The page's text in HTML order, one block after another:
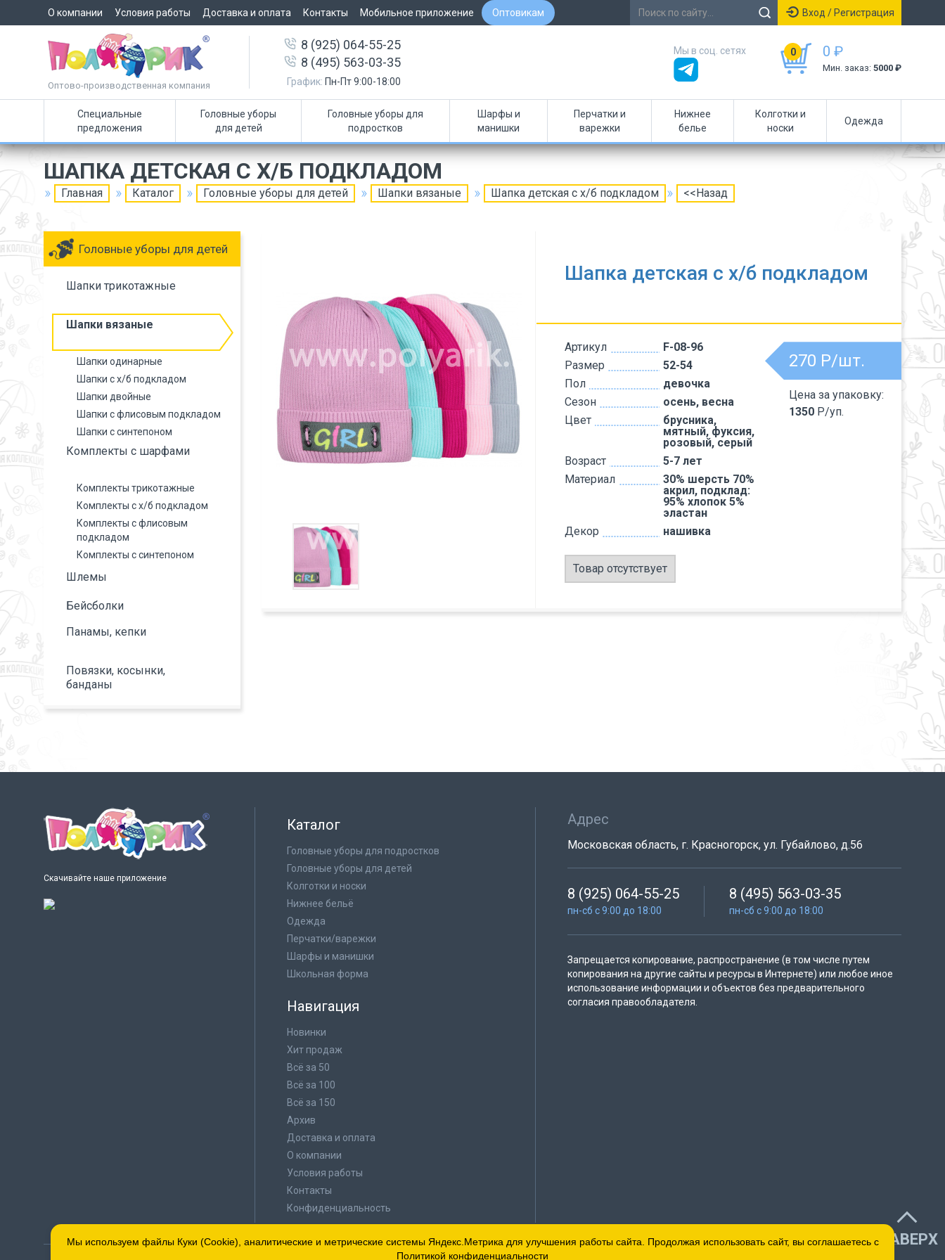
О компании Условия работы Доставка и оплата Контакты Мобильное приложение Оптовикам Вход / Регистрация
Оптово-производственная компания
8 (925) 064-55-25
8 (495) 563-03-35
График: Пн-Пт 9:00-18:00
0 0 ₽
Мин. заказ: 5000 ₽
Мы в соц. сетях
Специальные
предложения
Головные уборы
для детей
Головные уборы для
подростков
Шарфы и
манишки
Перчатки и
варежки
Нижнее
белье
Колготки и
носки
Одежда
ШАПКА ДЕТСКАЯ С Х/Б ПОДКЛАДОМ
Главная Каталог Головные уборы для детей Шапки вязаные Шапка детская с х/б подкладом <<Назад
Головные уборы для детей
Шапки трикотажные
Шапки вязаные
Шапки одинарные
Шапки с х/б подкладом
Шапки двойные
Шапки с флисовым подкладом
Шапки с синтепоном
Комплекты с шарфами
Комплекты трикотажные
Комплекты с х/б подкладом
Комплекты с флисовым
подкладом
Комплекты с синтепоном
Шлемы
Бейсболки
Панамы, кепки
Повязки, косынки,
банданы
Шапка детская с х/б подкладом
Артикул
F-08-96
Размер
52-54
Пол
девочка
Сезон
осень, весна
Цвет
брусника,
мятный, фуксия,
розовый, серый
Возраст
5-7 лет
Материал
30% шерсть 70%
акрил, подклад:
95% хлопок 5%
эластан
Декор
нашивка
270 Р/шт.
Цена за упаковку:
1350 Р/уп.
Товар отсутствует
Скачивайте наше приложение
Каталог
Головные уборы для подростков
Головные уборы для детей
Колготки и носки
Нижнее бельё
Одежда
Перчатки/варежки
Шарфы и манишки
Школьная форма
Навигация
Новинки
Хит продаж
Всё за 50
Всё за 100
Всё за 150
Архив
Доставка и оплата
О компании
Условия работы
Контакты
Конфиденциальность
Адрес
Московская область, г. Красногорск, ул. Губайлово, д.56
8 (925) 064-55-25
пн-сб с 9:00 до 18:00
8 (495) 563-03-35
пн-сб с 9:00 до 18:00
Запрещается копирование, распространение (в том числе путем
копирования на другие сайты и ресурсы в Интернете) или любое иное
использование информации и объектов без предварительного
согласия правообладателя.
НАВЕРХ
Мы используем файлы Куки (Cookie), аналитические и метрические системы Яндекс.Метрика для улучшения работы сайта. Продолжая использовать сайт, вы соглашаетесь с
Политикой конфиденциальности